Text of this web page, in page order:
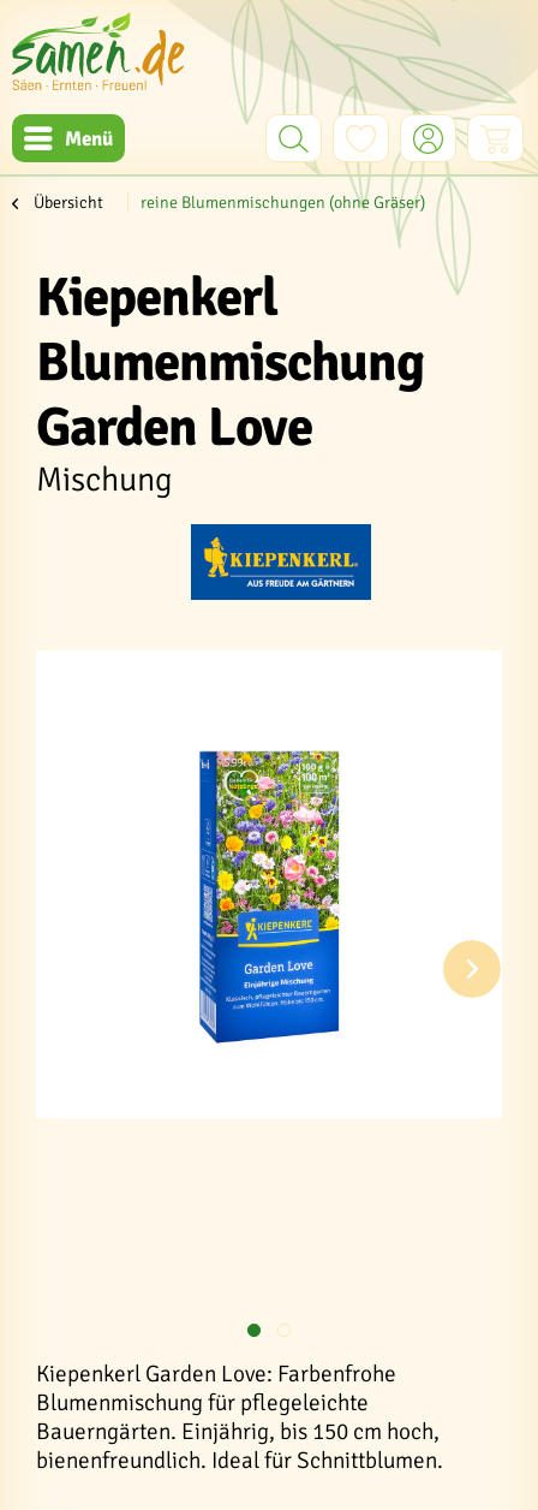
Menü
Übersicht reine Blumenmischungen (ohne Gräser)
Kiepenkerl
Blumenmischung
Garden Love
Mischung
Kiepenkerl Garden Love: Farbenfrohe
Blumenmischung für pflegeleichte
Bauerngärten. Einjährig, bis 150 cm hoch,
bienenfreundlich. Ideal für Schnittblumen.